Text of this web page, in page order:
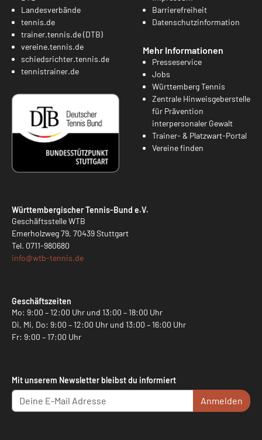
Landesverbände
tennis.de
trainer.tennis.de (DTB)
vereine.tennis.de
schiedsrichter.tennis.de
tennistrainer.de
Barrierefreiheit
Datenschutzinformation
Mehr Informationen
Presseservice
Jobs
Württemberg Tennis
Zentrale Hinweisgeberstelle
für Prävention
interpersonaler Gewalt
Trainer- & Platzwart-Portal
Vereine finden
Württembergischer Tennis-Bund e.V.
Geschäftsstelle WTB
Emerholzweg 79, 70439 Stuttgart
Tel. 0711-980680
info@wtb-tennis.de
Geschäftszeiten
Mo: 9:00 – 12:00 Uhr und 13:00 – 18:00 Uhr
Di, Mi, Do: 9:00 – 12:00 Uhr und 13:00 – 16:00 Uhr
Fr: 9:00 – 17:00 Uhr
Mit unserem Newsletter bleibst du informiert
Anmelden